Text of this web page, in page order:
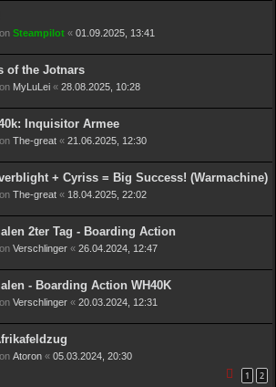
Steampilot « 01.09.2025, 13:41
of the Jotnars
MyLuLei « 28.08.2025, 10:28
Inquisitor Armee
The-great « 21.06.2025, 12:30
+ Cyriss = Big Success! (Warmachine)
The-great « 18.04.2025, 22:02
2ter Tag - Boarding Action
Verschlinger « 26.04.2024, 12:47
- Boarding Action WH40K
Verschlinger « 20.03.2024, 12:31
Atoron « 05.03.2024, 20:30
1 2